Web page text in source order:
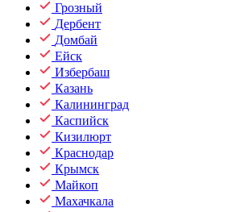
Грозный
Дербент
Домбай
Ейск
Избербаш
Казань
Калининград
Каспийск
Кизилюрт
Краснодар
Крымск
Майкоп
Махачкала